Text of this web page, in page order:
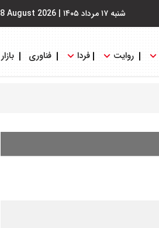
شنبه ۱۷ مرداد ۱۴۰۵ |
8 August 2026
روایت فردا فناوری بازار